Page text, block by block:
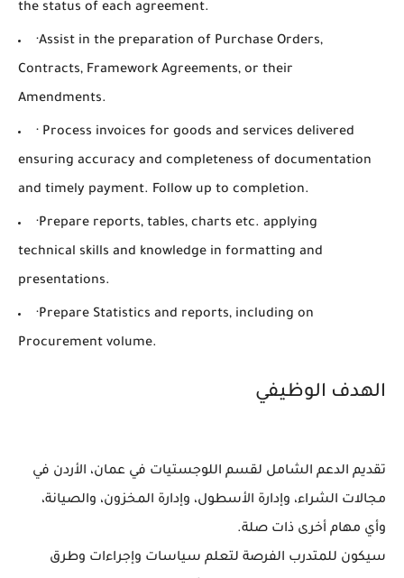
the status of each agreement.
·Assist in the preparation of Purchase Orders,
Contracts, Framework Agreements, or their
Amendments.
· Process invoices for goods and services delivered
ensuring accuracy and completeness of documentation
and timely payment. Follow up to completion.
·Prepare reports, tables, charts etc. applying
technical skills and knowledge in formatting and
presentations.
·Prepare Statistics and reports, including on
Procurement volume.
الهدف الوظيفي
تقديم الدعم الشامل لقسم اللوجستيات في عمان، الأردن في
مجالات الشراء، وإدارة الأسطول، وإدارة المخزون، والصيانة،
وأي مهام أخرى ذات صلة.
سيكون للمتدرب الفرصة لتعلم سياسات وإجراءات وطرق